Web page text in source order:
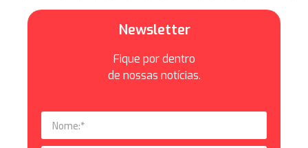
Newsletter
Fique por dentro
de nossas notícias.